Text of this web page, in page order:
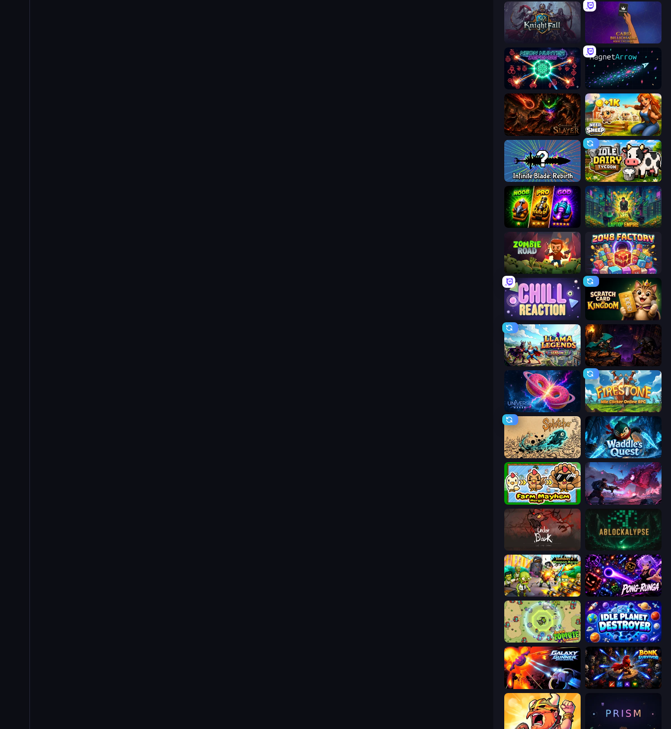
KnightFall
Neon Hunter Defense MagnetArrow
Chronicles of Slayer Need for Sheep: Idle Clicker
Infinite Blade: Rebirth Idle Dairy Tycoon
Merge Survival Laptop Empire
Zombie Road 2048 Factory
Chill Reaction Scratch Card Kingdom
Llama Legends Dungeon Descent
Universe Maker Firestone – Idle Clicker Online RPG
Splotcho Waddle's Quest
Farm Mayhem Merge Grimdark Survivors
UnderDark: Defense ABLOCKALYPSE
Zombies 4 Weapon Merge Pong-Runga
Jackal Zombie Survival Idle Planet Destroyer
Galaxy Gunner: Space Shooter